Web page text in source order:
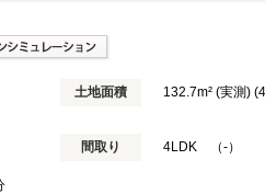
土地面積 132.7m² (実測)
間取り 4LDK （-）